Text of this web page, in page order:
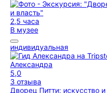
2,5 часа
В музее
индивидуальная
Александра
5,0
3 отзыва
Дворец Питти: искусство и